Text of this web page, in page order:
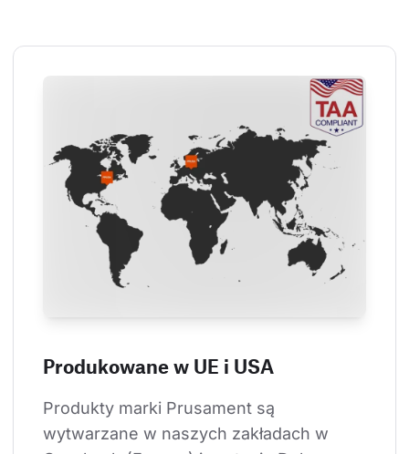
Produkowane w UE i USA
Produkty marki Prusament są
wytwarzane w naszych zakładach w